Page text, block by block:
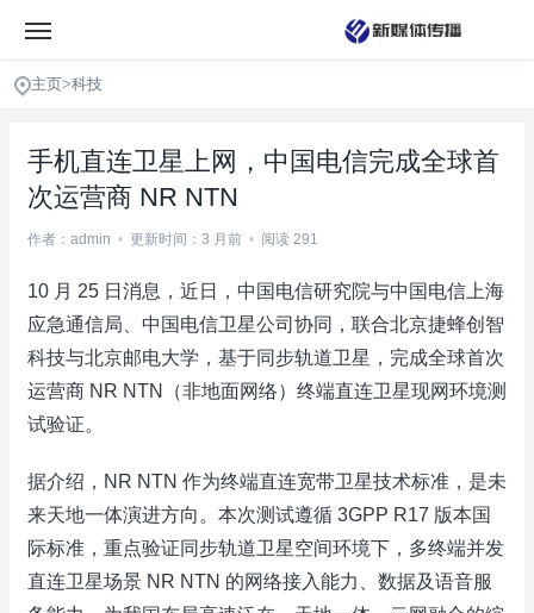
主页>科技
手机直连卫星上网，中国电信完成全球首
次运营商 NR NTN
作者：admin • 更新时间：3 月前 • 阅读 291
10 月 25 日消息，近日，中国电信研究院与中国电信上海
应急通信局、中国电信卫星公司协同，联合北京捷蜂创智
科技与北京邮电大学，基于同步轨道卫星，完成全球首次
运营商 NR NTN（非地面网络）终端直连卫星现网环境测
试验证。
据介绍，NR NTN 作为终端直连宽带卫星技术标准，是未
来天地一体演进方向。本次测试遵循 3GPP R17 版本国
际标准，重点验证同步轨道卫星空间环境下，多终端并发
直连卫星场景 NR NTN 的网络接入能力、数据及语音服